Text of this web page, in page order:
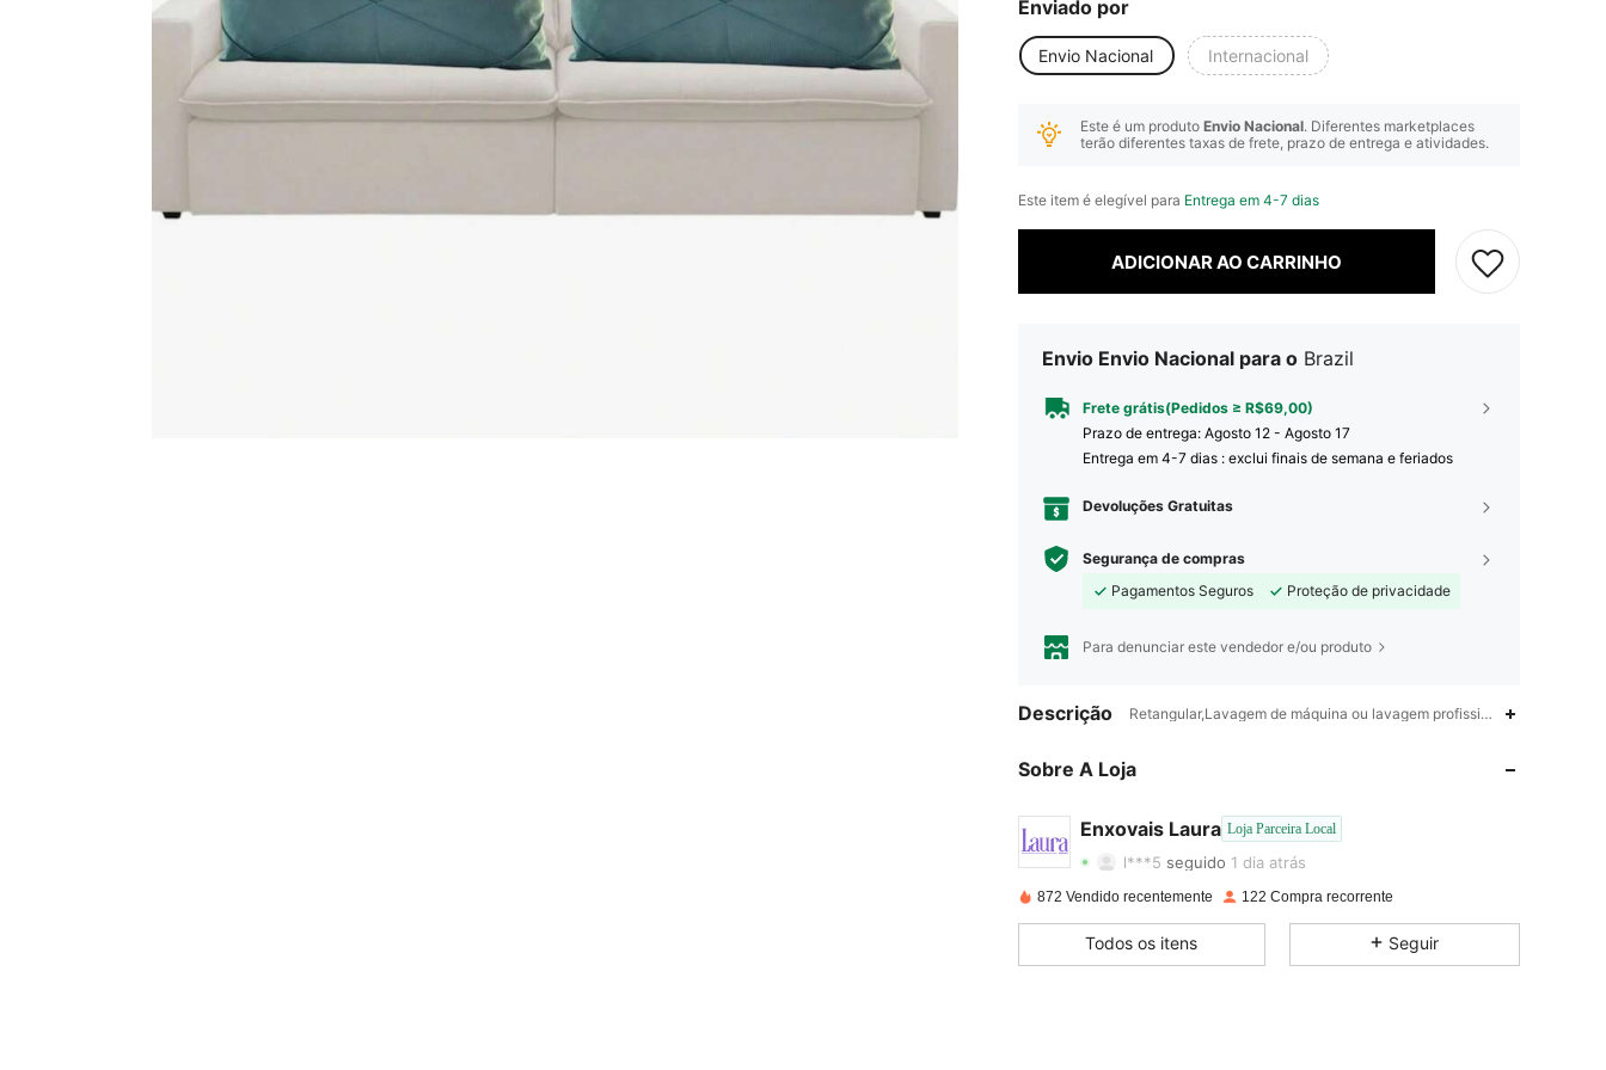
Enviado por
Envio Nacional Internacional
Este é um produto Envio Nacional. Diferentes marketplaces
terão diferentes taxas de frete, prazo de entrega e atividades.
Este item é elegível para Entrega em 4-7 dias
ADICIONAR AO CARRINHO
Envio Envio Nacional para o Brazil
Frete grátis(Pedidos ≥ R$69,00)
Prazo de entrega: Agosto 12 - Agosto 17
Entrega em 4-7 dias : exclui finais de semana e feriados
Devoluções Gratuitas
Segurança de compras
Pagamentos Seguros
Proteção de privacidade
Para denunciar este vendedor e/ou produto
Descrição Retangular,Lavagem de máquina ou lavagem profissional a
Sobre A Loja
Enxovais Laura Loja Parceira Local
4,81 103 279
4,81
4,81 103 279
l***5 seguido 1 dia atrás
4,81
872 Vendido recentemente 122 Compra recorrente
Todos os itens Seguir